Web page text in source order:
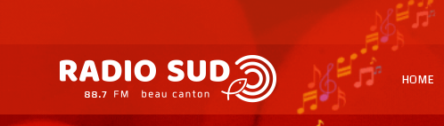
HOME